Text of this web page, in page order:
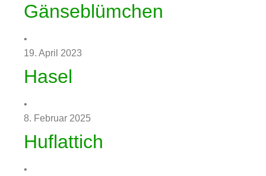
Gänseblümchen
•
19. April 2023
Hasel
•
8. Februar 2025
Huflattich
•